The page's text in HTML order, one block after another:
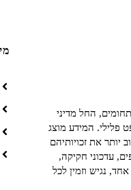
החל מדיני
פלילי. המידע מוצג
את זכויותיהם
עדכוני חקיקה,
נגיש וזמין לכל